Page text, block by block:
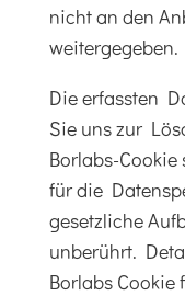
nicht an den
weitergegeben.
Die erfassten
Sie uns zur
Borlabs-Cookie
für die
gesetzliche
unberührt.
Borlabs Cookie